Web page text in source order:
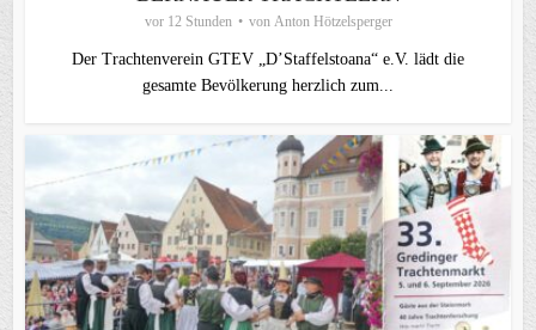
vor 12 Stunden von Anton Hötzelsperger
Der Trachtenverein GTEV „D’Staffelstoana“ e.V. lädt die
gesamte Bevölkerung herzlich zum...